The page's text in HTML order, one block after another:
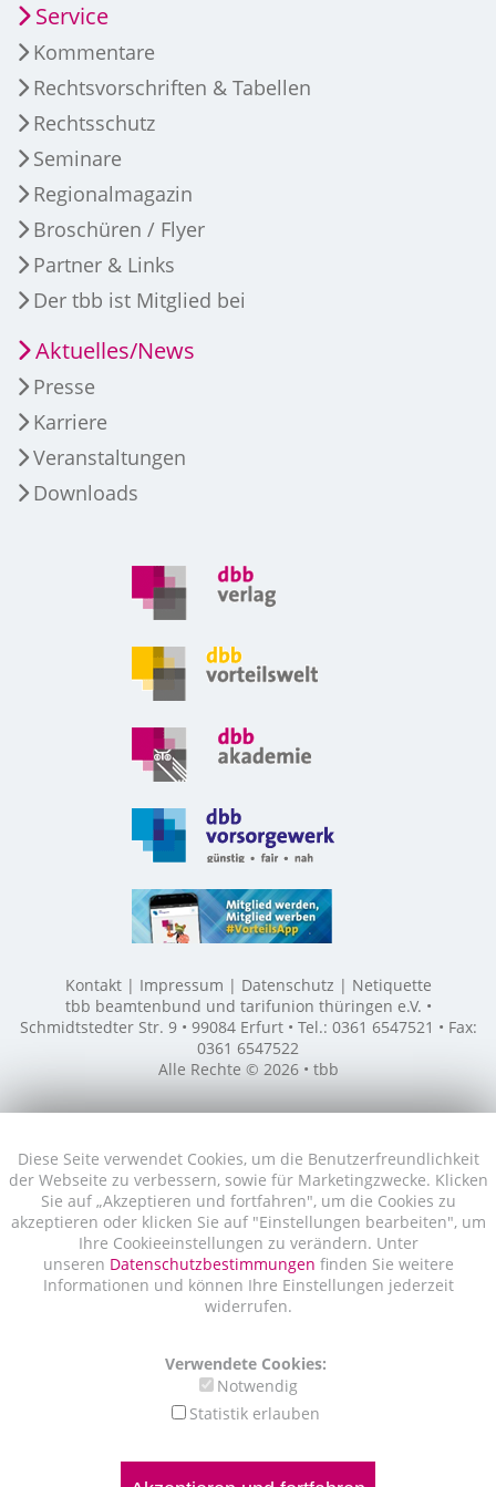
Diese Seite verwendet Cookies, um die Benutzerfreundlichkeit
der Webseite zu verbessern, sowie für Marketingzwecke. Klicken
Sie auf „Akzeptieren und fortfahren", um die Cookies zu
akzeptieren oder klicken Sie auf "Einstellungen bearbeiten", um
Ihre Cookieeinstellungen zu verändern. Unter
unseren Datenschutzbestimmungen finden Sie weitere
Informationen und können Ihre Einstellungen jederzeit
widerrufen.
Verwendete Cookies:
Notwendig
Statistik erlauben
Service
Kommentare
Rechtsvorschriften & Tabellen
Rechtsschutz
Seminare
Regionalmagazin
Broschüren / Flyer
Partner & Links
Der tbb ist Mitglied bei
Aktuelles/News
Presse
Karriere
Veranstaltungen
Downloads
Kontakt Impressum Datenschutz
Netiquette
tbb beamtenbund und tarifunion thüringen e.V. •
Schmidtstedter Str. 9 • 99084 Erfurt • Tel.: 0361 6547521 • Fax:
0361 6547522
Alle Rechte © 2026 • tbb